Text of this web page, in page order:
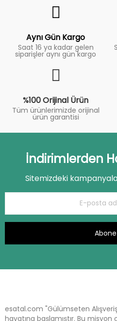
Aynı Gün Kargo
Saat 16 ya kadar gelen
siparişler aynı gün kargo
%100 Orijinal Ürün
Tüm ürünlerimizde orijinal
ürün garantisi
İndirimlerden
Sitemizdeki
esatal.com "Gülümseten
hayatına başlamıştır. Bu